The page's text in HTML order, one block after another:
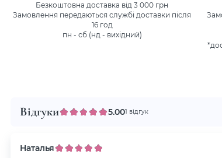
Безкоштовна доставка від 3 000 грн
Замовлення передаються службі доставки після
16 год
пн - сб (нд - вихідний)
Відгуки 5.001 відгук
Наталья